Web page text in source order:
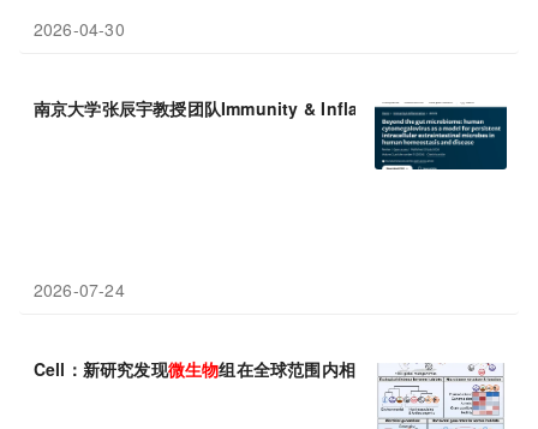
2026-04-30
南京大学张辰宇教授团队Immunity & Inflammation重新定义人体
2026-07-24
Cell：新研究发现微生物组在全球范围内相互联系